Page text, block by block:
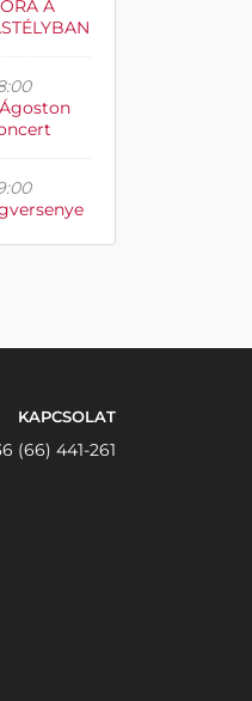
A
KAPCSOLAT
(66) 441-261